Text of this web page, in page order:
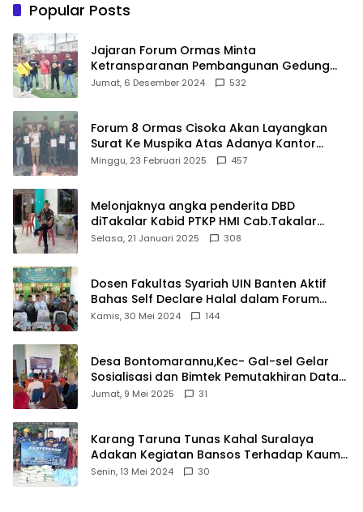
Popular Posts
Jajaran Forum Ormas Minta
Ketransparanan Pembangunan Gedung
Damkar Di Kecamatan Cisoka
Jumat, 6 Desember 2024 532
Forum 8 Ormas Cisoka Akan Layangkan
Surat Ke Muspika Atas Adanya Kantor
Matel di Cisoka
Minggu, 23 Februari 2025 457
Melonjaknya angka penderita DBD
diTakalar Kabid PTKP HMI Cab.Takalar
angkat bicara
Selasa, 21 Januari 2025 308
Dosen Fakultas Syariah UIN Banten Aktif
Bahas Self Declare Halal dalam Forum
Ijtima Ulama MUI
Kamis, 30 Mei 2024 144
Desa Bontomarannu,Kec- Gal-sel Gelar
Sosialisasi dan Bimtek Pemutakhiran Data
ID
Jumat, 9 Mei 2025 31
Karang Taruna Tunas Kahal Suralaya
Adakan Kegiatan Bansos Terhadap Kaum
Dhuafa dan Anak Yatim-Piatu
Senin, 13 Mei 2024 30